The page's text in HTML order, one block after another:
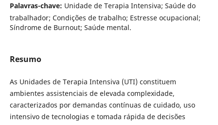
Palavras-chave: Unidade de Terapia Intensiva; Saúde do
trabalhador; Condições de trabalho; Estresse ocupacional;
Síndrome de Burnout; Saúde mental.
Resumo
As Unidades de Terapia Intensiva (UTI) constituem
ambientes assistenciais de elevada complexidade,
caracterizados por demandas contínuas de cuidado, uso
intensivo de tecnologias e tomada rápida de decisões